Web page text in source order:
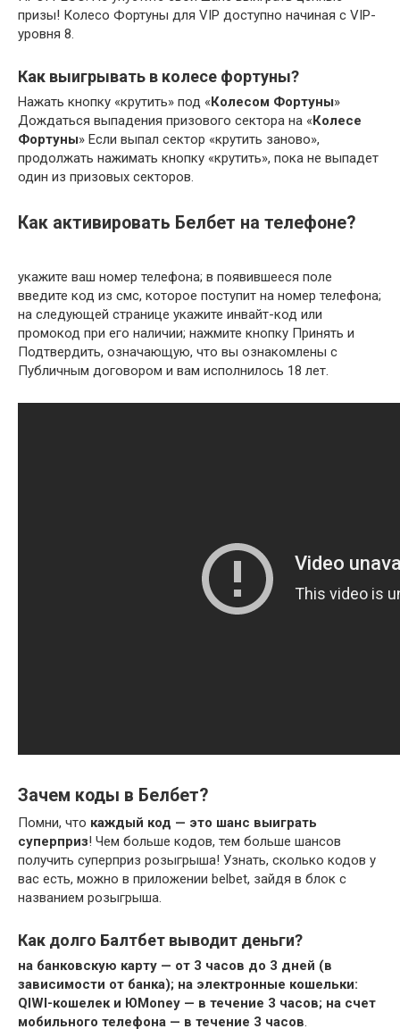
призы! Колесо Фортуны для VIP доступно начиная с VIP-
уровня 8.
Как выигрывать в колесе фортуны?
Нажать кнопку «крутить» под « Колесом Фортуны»
Дождаться выпадения призового сектора на « Колесе
Фортуны» Если выпал сектор «крутить заново»,
продолжать нажимать кнопку «крутить», пока не выпадет
один из призовых секторов.
Как активировать Белбет на телефоне?
укажите ваш номер телефона; в появившееся поле
введите код из смс, которое поступит на номер телефона;
на следующей странице укажите инвайт-код или
промокод при его наличии; нажмите кнопку Принять и
Подтвердить, означающую, что вы ознакомлены с
Публичным договором и вам исполнилось 18 лет.
Зачем коды в Белбет?
Помни, что каждый код — это шанс выиграть
суперприз! Чем больше кодов, тем больше шансов
получить суперприз розыгрыша! Узнать, сколько кодов у
вас есть, можно в приложении belbet, зайдя в блок с
названием розыгрыша.
Как долго Балтбет выводит деньги?
на банковскую карту — от 3 часов до 3 дней (в
зависимости от банка); на электронные кошельки:
QIWI-кошелек и ЮMoney — в течение 3 часов; на счет
мобильного телефона — в течение 3 часов.